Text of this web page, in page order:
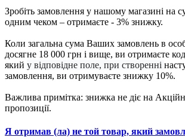
Зробіть замовлення у нашому магазині на
одним чеком – отримаєте - 3% знижку.
Коли загальна сума Ваших замовлень в
досягне 18 000 грн і вище, ви отримаєте
який у відповідне поле, при створенні
замовлення, ви отримуваєте знижку 10%.
Важлива примітка: знижка не діє на
пропозиції.
Я отримав (ла) не той товар, який